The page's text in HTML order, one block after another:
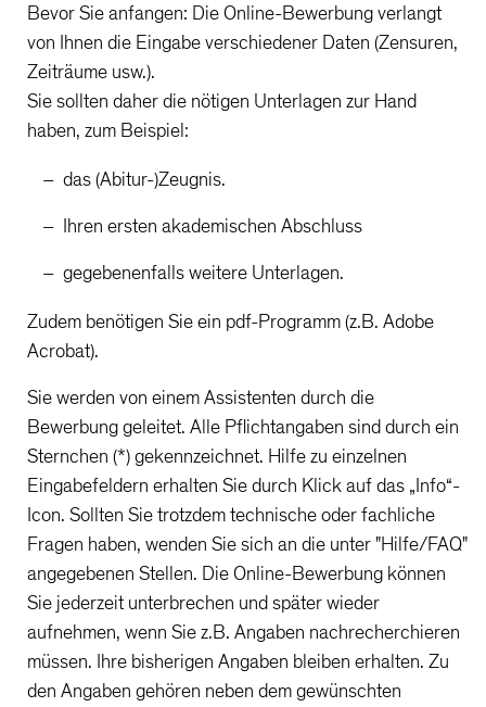
Bevor Sie anfangen: Die Online-Bewerbung verlangt
von Ihnen die Eingabe verschiedener Daten (Zensuren,
Zeiträume usw.).
Sie sollten daher die nötigen Unterlagen zur Hand
haben, zum Beispiel:
das (Abitur-)Zeugnis.
Ihren ersten akademischen Abschluss
gegebenenfalls weitere Unterlagen.
Zudem benötigen Sie ein pdf-Programm (z.B. Adobe
Acrobat).
Sie werden von einem Assistenten durch die
Bewerbung geleitet. Alle Pflichtangaben sind durch ein
Sternchen (*) gekennzeichnet. Hilfe zu einzelnen
Eingabefeldern erhalten Sie durch Klick auf das „Info“-
Icon. Sollten Sie trotzdem technische oder fachliche
Fragen haben, wenden Sie sich an die unter "Hilfe/FAQ"
angegebenen Stellen. Die Online-Bewerbung können
Sie jederzeit unterbrechen und später wieder
aufnehmen, wenn Sie z.B. Angaben nachrecherchieren
müssen. Ihre bisherigen Angaben bleiben erhalten. Zu
den Angaben gehören neben dem gewünschten